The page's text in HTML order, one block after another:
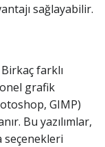
sağlayabilir.
farklı
grafik
GIMP)
Bu yazılımlar,
seçenekleri